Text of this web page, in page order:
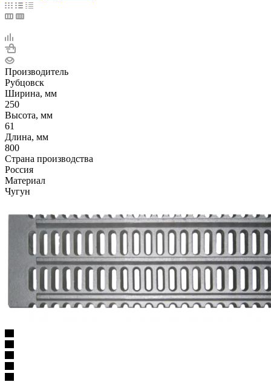
Производитель
Рубцовск
Ширина, мм
250
Высота, мм
61
Длина, мм
800
Страна производства
Россия
Материал
Чугун